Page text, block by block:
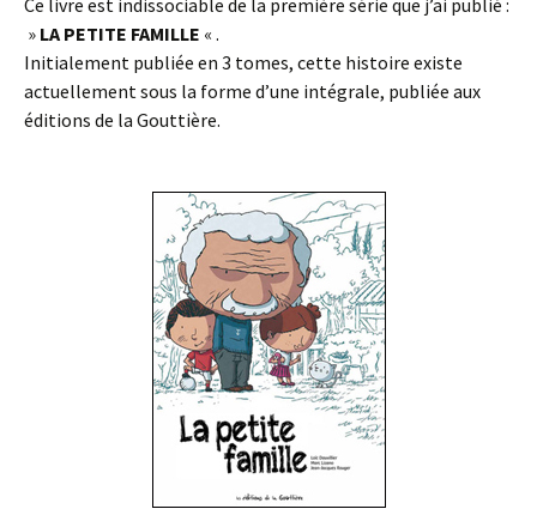
Ce livre est indissociable de la première série que j’ai publié :
» LA PETITE FAMILLE « .
Initialement publiée en 3 tomes, cette histoire existe
actuellement sous la forme d’une intégrale, publiée aux
éditions de la Gouttière.